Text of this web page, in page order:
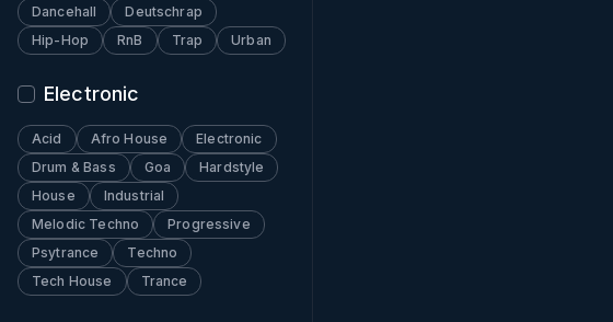
Dancehall
Deutschrap
Hip-Hop
RnB Trap Urban
Electronic
Acid Afro House
Electronic
Drum & Bass
Goa
Hardstyle
House
Industrial
Melodic Techno
Progressive
Psytrance
Techno
Tech House
Trance